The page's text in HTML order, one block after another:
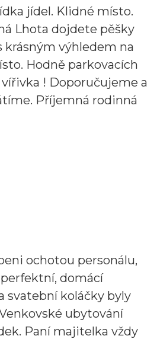
jídel. Klidné místo.
Lhota dojdete pěšky
krásným výhledem na
Hodně parkovacích
! Doporučujeme a
Příjemná rodinná
ochotou personálu,
domácí
svatební koláčky byly
ubytování
Paní majitelka vždy